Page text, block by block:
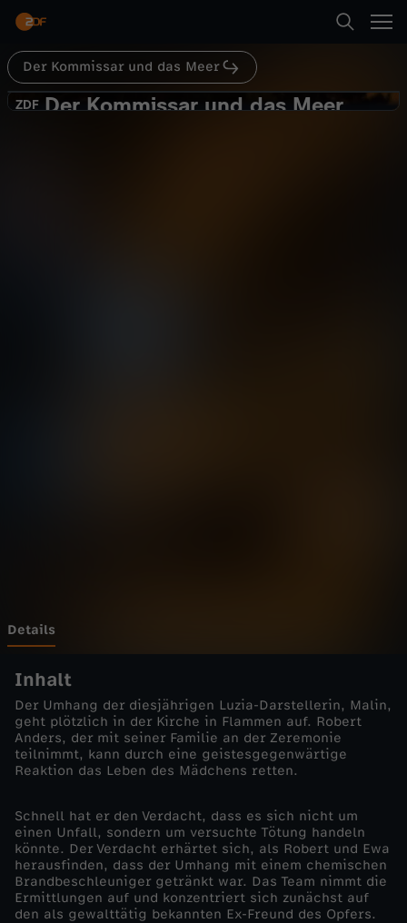
Der Kommissar und das Meer
ZDF D
u
n
d
d
a
s
M
Der Kommissar und das Meer
Zurück
Details
Inhalt
Der Umhang der diesjährigen Luzia-Darstellerin, Malin,
geht plötzlich in der Kirche in Flammen auf. Robert
Anders, der mit seiner Familie an der Zeremonie
teilnimmt, kann durch eine geistesgegenwärtige
Reaktion das Leben des Mädchens retten.
Schnell hat er den Verdacht, dass es sich nicht um
einen Unfall, sondern um versuchte Tötung handeln
könnte. Der Verdacht erhärtet sich, als Robert und Ewa
herausfinden, dass der Umhang mit einem chemischen
Brandbeschleuniger getränkt war. Das Team nimmt die
Ermittlungen auf und konzentriert sich zunächst auf
den als gewalttätig bekannten Ex-Freund des Opfers.